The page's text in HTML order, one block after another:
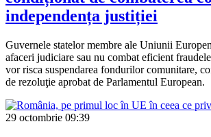
independența justiției
Guvernele statelor membre ale Uniunii
afaceri judiciare sau nu combat eficient
vor risca suspendarea fondurilor comunitare,
de rezoluţie aprobat de Parlamentul European.
29 octombrie 09:39